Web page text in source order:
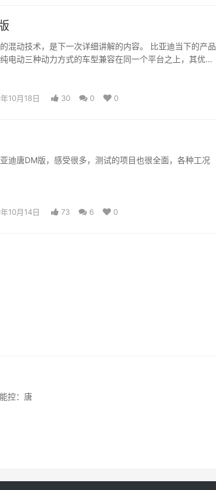
混动技术，是下一次详细讲解的内容。 比亚迪当下的产品
电动三种动力方式的车型兼容在同一个平台之上，其优点
10月18日 30 0 0
迪唐DM版，感受很多，测试的项目也很全面，各种工况
10月14日 73 6 0
控：唐